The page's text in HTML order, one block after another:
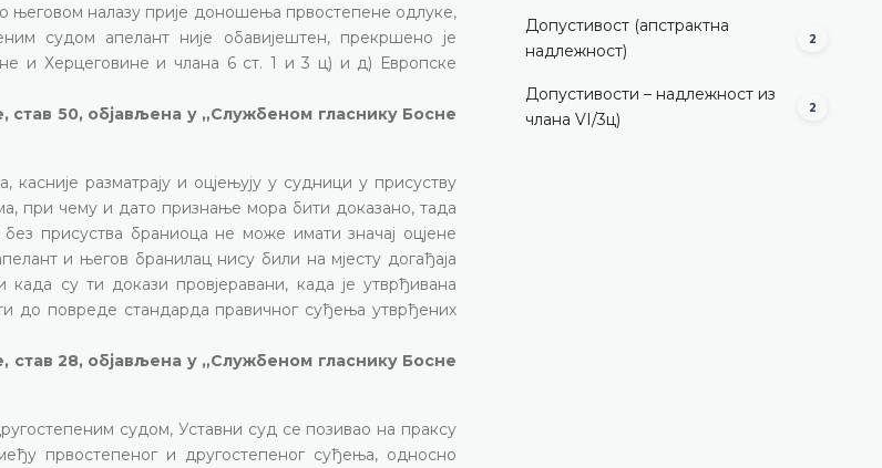
његовом налазу прије доношења првостепене одлуке,
судом апелант није обавијештен, прекршено је
и Херцеговине и члана 6 ст. 1 и 3 ц) и д) Европске
50, објављена у „Службеном гласнику Босне
разматрају и оцјењују у судници у присуству
при чему и дато признање мора бити доказано, тада
присуства браниоца не може имати значај оцјене
и његов бранилац нису били на мјесту догађаја
су ти докази провјеравани, када је утврђивана
до повреде стандарда правичног суђења утврђених
28, објављена у „Службеном гласнику Босне
судом, Уставни суд се позивао на праксу
првостепеног и другостепеног суђења, односно
Допустивост (aпстрактна
надлежност)
2
Допустивости – надлежност из
члана VI/3ц)
2